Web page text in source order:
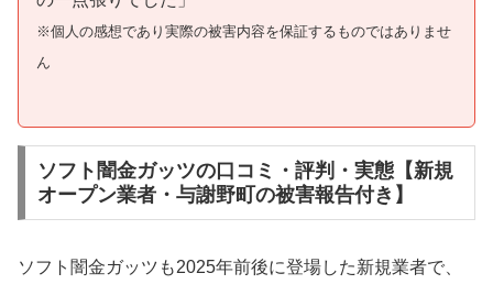
※個人の感想であり実際の被害内容を保証するものではありませ
ん
ソフト闇金ガッツの口コミ・評判・実態【新規
オープン業者・与謝野町の被害報告付き】
ソフト闇金ガッツも2025年前後に登場した新規業者で、